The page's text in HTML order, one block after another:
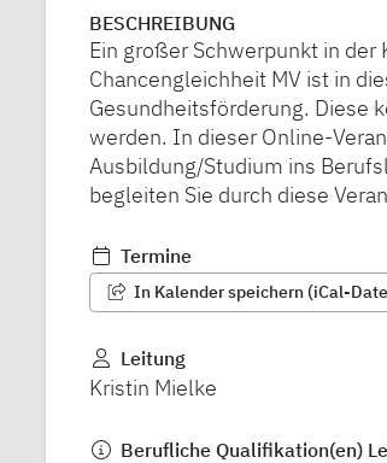
BESCHREIBUNG
Ein großer Schwerpunkt in
Chancengleichheit MV ist in
Gesundheitsförderung. Diese
werden. In dieser Online-
Ausbildung/Studium ins
begleiten Sie durch diese
Termine
In Kalender speichern (iCal-
Leitung
Kristin Mielke
Berufliche Qualifikation(en)